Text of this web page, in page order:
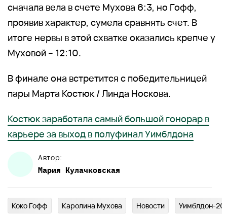
сначала вела в счете Мухова 6:3, но Гофф,
проявив характер, сумела сравнять счет. В
итоге нервы в этой схватке оказались крепче у
Муховой – 12:10.
В финале она встретится с победительницей
пары Марта Костюк / Линда Носкова.
Костюк заработала самый большой гонорар в
карьере за выход в полуфинал Уимблдона
Автор:
Мария Кулачковская
Коко Гофф Каролина Мухова Новости Уимблдон-